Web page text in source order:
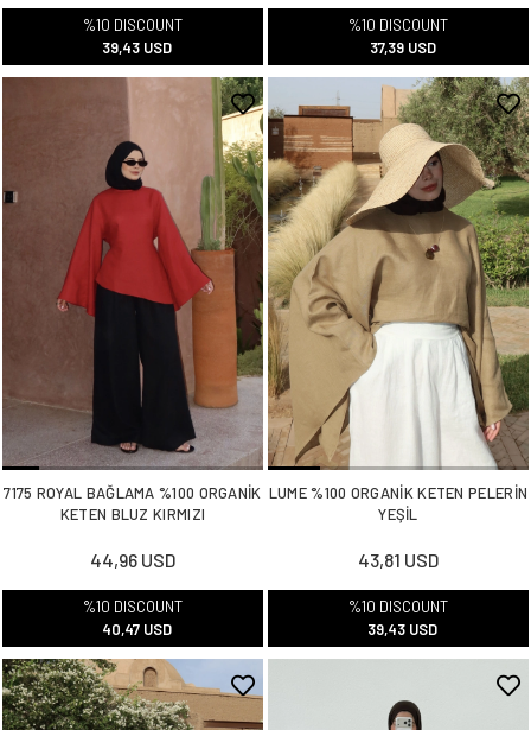
%10 DISCOUNT
39,43 USD
%10 DISCOUNT
37,39 USD
7175 ROYAL BAĞLAMA %100 ORGANİK
KETEN BLUZ KIRMIZI
44,96 USD
%10 DISCOUNT
40,47 USD
LUME %100 ORGANİK KETEN PELERİN
YEŞİL
43,81 USD
%10 DISCOUNT
39,43 USD